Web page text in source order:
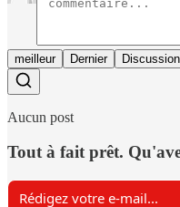
meilleur Dernier
Aucun post
Tout à fait prêt.